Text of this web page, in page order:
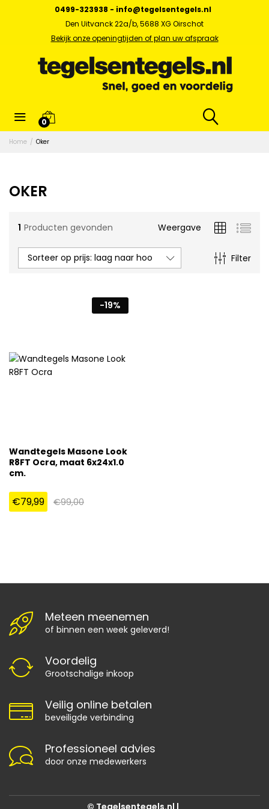
0499-323938 - info@tegelsentegels.nl
Den Uitvanck 22a/b, 5688 XG Oirschot
Bekijk onze openingtijden of plan uw afspraak
0
Home / Oker
OKER
1 Producten gevonden Weergave
Filter
Sorteer op prijs: laag naar hoog
-19%
Wandtegels Masone Look
R8FT Ocra, maat 6x24x1.0
cm.
€79,99 €99,00
Meteen meenemen
of binnen een week geleverd!
Voordelig
Grootschalige inkoop
Veilig online betalen
beveiligde verbinding
Professioneel advies
door onze medewerkers
© Tegelsentegels.nl |